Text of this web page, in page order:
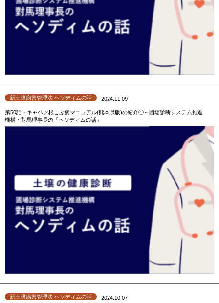
新土壌病害管理法 ヘソディムの話 2024.11.09
第50話・キャベツ根こぶ病マニュアル(熊本県版)の紹介①～圃場診断システム推進
機構・對馬理事長の「ヘソディムの話」
新土壌病害管理法 ヘソディムの話 2024.10.07